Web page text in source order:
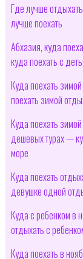
Где лучше
лучше поехать
Абхазия, куда
куда поехать с
Куда поехать
поехать зимой
Куда поехать
дешевых турах —
море
Куда поехать
девушке одной
Куда с ребенком в
отдыхать с
Куда поехать в